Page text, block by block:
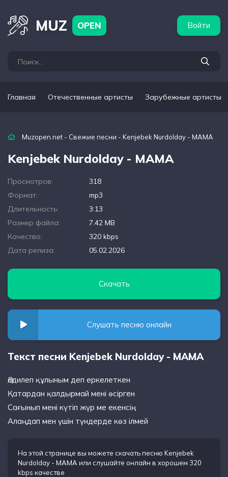
MUZ OPEN Войти
Главная Отечественные артисты Зарубежные артисты
Muzopen.net - Свежие песни - Kenjebek Nurdolday - МАМА
Kenjebek Nurdolday - МАМА
Просмотров:
318
Формат:
mp3
Длительность:
3:13
Размер файла:
7.42 MB
Качество:
320 kbps
Дата релиза:
05.02.2026
Скачать
Слушать песню онлайн
Текст песни Kenjebek Nurdolday - МАМА
Әлдилеп құлыным деп еркелеткен
Қатардан қалдырмай мені өсірген
Сағынып мені күтіп жүр ме екенсің
Алаңдап мен үшін түндерде көз ілмей
На этой странице вы можете скачать песню Kenjebek
Nurdolday - МАМА или слушайте онлайн в хорошем 320
kbps качестве
артисты Популярные подборки